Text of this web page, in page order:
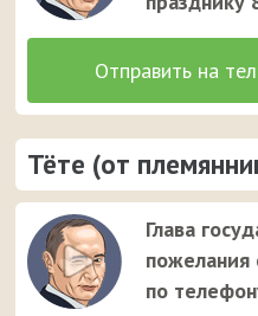
Тёте (от
Глава
пожелания
по